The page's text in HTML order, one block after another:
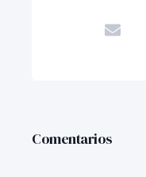
Comentarios